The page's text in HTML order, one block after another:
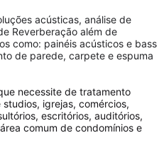
acústicas, análise de
Reverberação além de
como: painéis acústicos e bass
de parede, carpete e espuma
necessite de tratamento
igrejas, comércios,
escritórios, auditórios,
comum de condomínios e